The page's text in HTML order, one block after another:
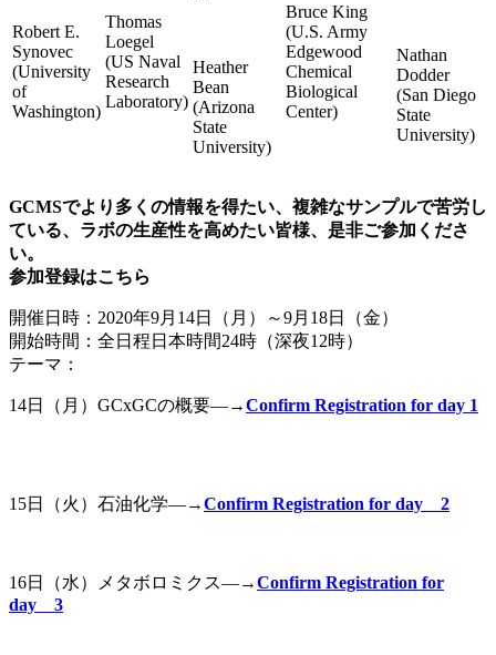
Robert E.
Synovec
(University
of
Washington)
Thomas
Loegel
(US Naval
Research
Laboratory)
Heather
Bean
(Arizona
State
University)
Bruce King
(U.S. Army
Edgewood
Chemical
Biological
Center)
Nathan
Dodder
(San Diego
State
University)
GCMSでより多くの情報を得たい、複雑なサンプルで苦労し
ている、ラボの生産性を高めたい皆様、是非ご参加くださ
い。
参加登録はこちら
開催日時：2020年9月14日（月）～9月18日（金）
開始時間：全日程日本時間24時（深夜12時）
テーマ：
14日（月）GCxGCの概要—→Confirm Registration for day 1
15日（火）石油化学—→Confirm Registration for day 2
16日（水）メタボロミクス—→Confirm Registration for
day 3